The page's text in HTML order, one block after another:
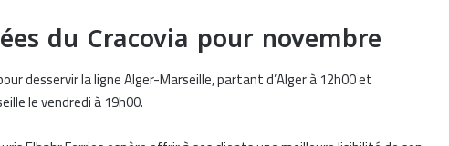
du Cracovia pour novembre
desservir la ligne Alger-Marseille, partant d’Alger à 12h00 et
le vendredi à 19h00.